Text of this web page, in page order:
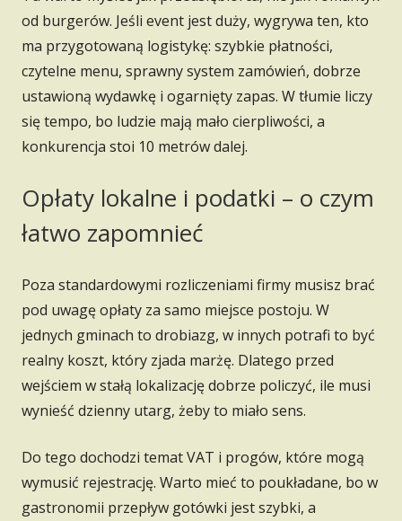
od burgerów. Jeśli event jest duży, wygrywa ten, kto
ma przygotowaną logistykę: szybkie płatności,
czytelne menu, sprawny system zamówień, dobrze
ustawioną wydawkę i ogarnięty zapas. W tłumie liczy
się tempo, bo ludzie mają mało cierpliwości, a
konkurencja stoi 10 metrów dalej.
Opłaty lokalne i podatki – o czym
łatwo zapomnieć
Poza standardowymi rozliczeniami firmy musisz brać
pod uwagę opłaty za samo miejsce postoju. W
jednych gminach to drobiazg, w innych potrafi to być
realny koszt, który zjada marżę. Dlatego przed
wejściem w stałą lokalizację dobrze policzyć, ile musi
wynieść dzienny utarg, żeby to miało sens.
Do tego dochodzi temat VAT i progów, które mogą
wymusić rejestrację. Warto mieć to poukładane, bo w
gastronomii przepływ gotówki jest szybki, a